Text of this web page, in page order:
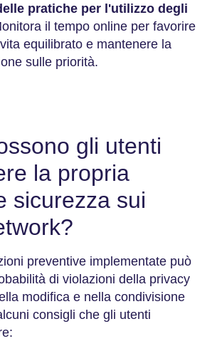
pratiche per l'utilizzo degli
il tempo online per favorire
equilibrato e mantenere la
sulle priorità.
gli utenti
la propria
sicurezza sui
preventive implementate può
di violazioni della privacy
modifica e nella condivisione
consigli che gli utenti